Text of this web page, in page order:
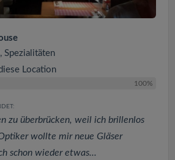
Spezialitäten
Location
100%
zu überbrücken, weil ich brillenlos
wollte mir neue Gläser
schon wieder etwas...